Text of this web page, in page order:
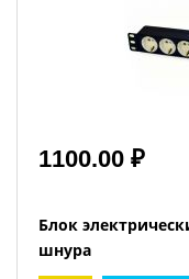
1100.00 ₽
Блок
шнура